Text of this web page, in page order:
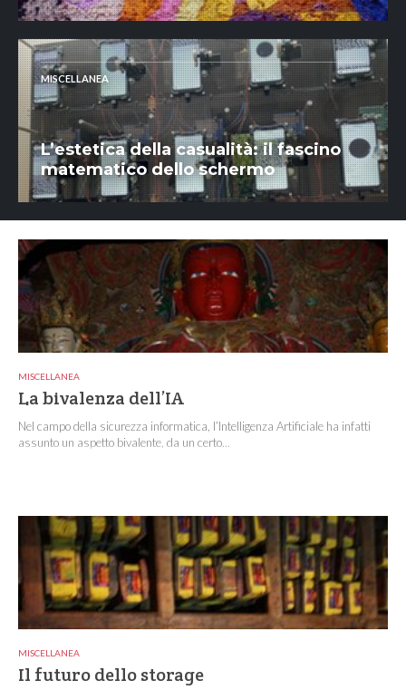
MISCELLANEA
L’estetica della casualità: il fascino
matematico dello schermo
MISCELLANEA
La bivalenza dell’IA
Nel campo della sicurezza informatica, l’Intelligenza Artificiale ha infatti
assunto un aspetto bivalente, da un certo...
MISCELLANEA
Il futuro dello storage